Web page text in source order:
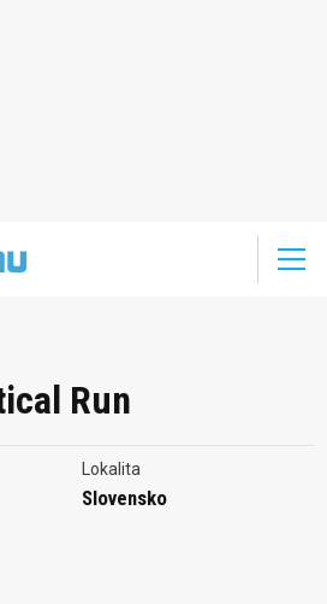
Run
Lokalita
Slovensko